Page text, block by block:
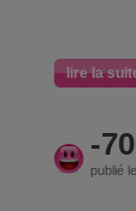
lire la
-
publié